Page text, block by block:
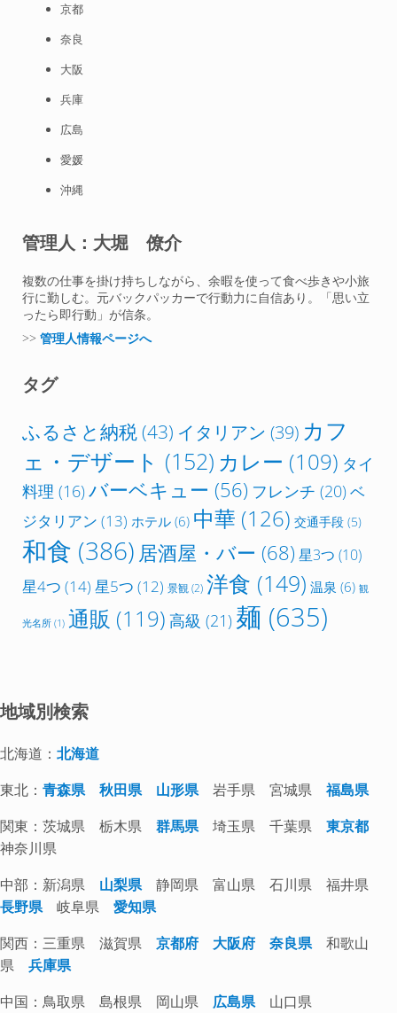
京都
奈良
大阪
兵庫
広島
愛媛
沖縄
管理人：大堀 僚介
複数の仕事を掛け持ちしながら、余暇を使って食べ歩きや小旅
行に勤しむ。元バックパッカーで行動力に自信あり。「思い立
ったら即行動」が信条。
>> 管理人情報ページへ
タグ
ふるさと納税(43) イタリアン (39) カフ
ェ・デザート (152) カレー (109) タイ
料理 (16)バーベキュー (56) フレンチ (20)ベ
ジタリアン (13) ホテル(6) 中華 (126) 交通手段(5)
和食 (386) 居酒屋・バー (68) 星3つ (10)
星4つ (14) 星5つ (12) 景観(2) 洋食 (149) 温泉 (6) 観
光名所(1) 通販 (119) 高級 (21) 麺 (635)
地域別検索
北海道：北海道
東北：青森県 秋田県 山形県岩手県 宮城県福島県
関東：茨城県 栃木県群馬県埼玉県 千葉県東京都
神奈川県
中部：新潟県 山梨県静岡県 富山県 石川県 福井県
長野県岐阜県愛知県
関西：三重県 滋賀県京都府 大阪府 奈良県和歌山
県兵庫県
中国：鳥取県 島根県 岡山県 広島県山口県